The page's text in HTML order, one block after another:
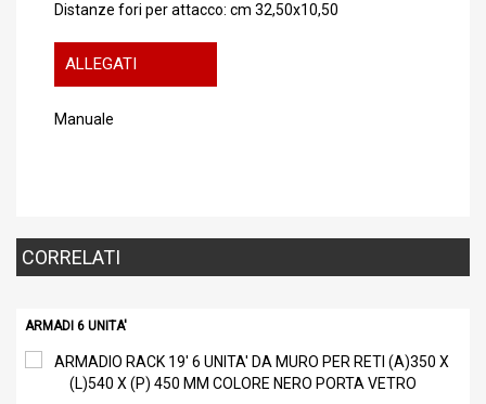
Distanze fori per attacco: cm 32,50x10,50
ALLEGATI
Manuale
CORRELATI
ARMADI 6 UNITA'